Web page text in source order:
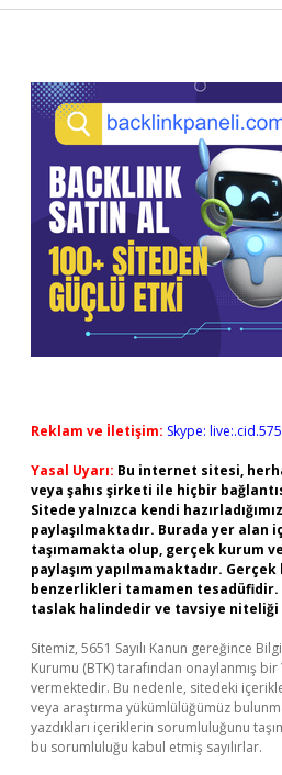
Sidebar
Reklam ve İletişim: Skype:
Yasal Uyarı: Bu internet sitesi,
veya şahıs şirketi ile hiçbir
Sitede yalnızca kendi
paylaşılmaktadır. Burada yer
taşımamakta olup, gerçek kurum
paylaşım yapılmamaktadır.
benzerlikleri tamamen
taslak halindedir ve tavsiye niteliği
Sitemiz, 5651 Sayılı Kanun gereğince
Kurumu (BTK) tarafından onaylanmış bir
vermektedir. Bu nedenle, sitedeki
veya araştırma yükümlülüğümüz
yazdıkları içeriklerin sorumluluğunu
bu sorumluluğu kabul etmiş sayılırlar.